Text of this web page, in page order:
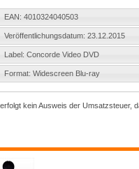
EAN: 4010324040503
Veröffentlichungsdatum: 23.12.2015
Label: Concorde Video DVD
Format: Widescreen Blu-ray
kein Ausweis der Umsatzsteuer,